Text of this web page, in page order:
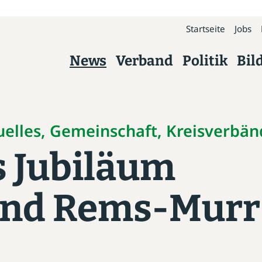
Startseite Jobs
News Verband Politik
Gemeinschaft,
Jubiläum
Rems-Murr
Über uns
Präsidium
Kreisverbände
Geschäftsstelle